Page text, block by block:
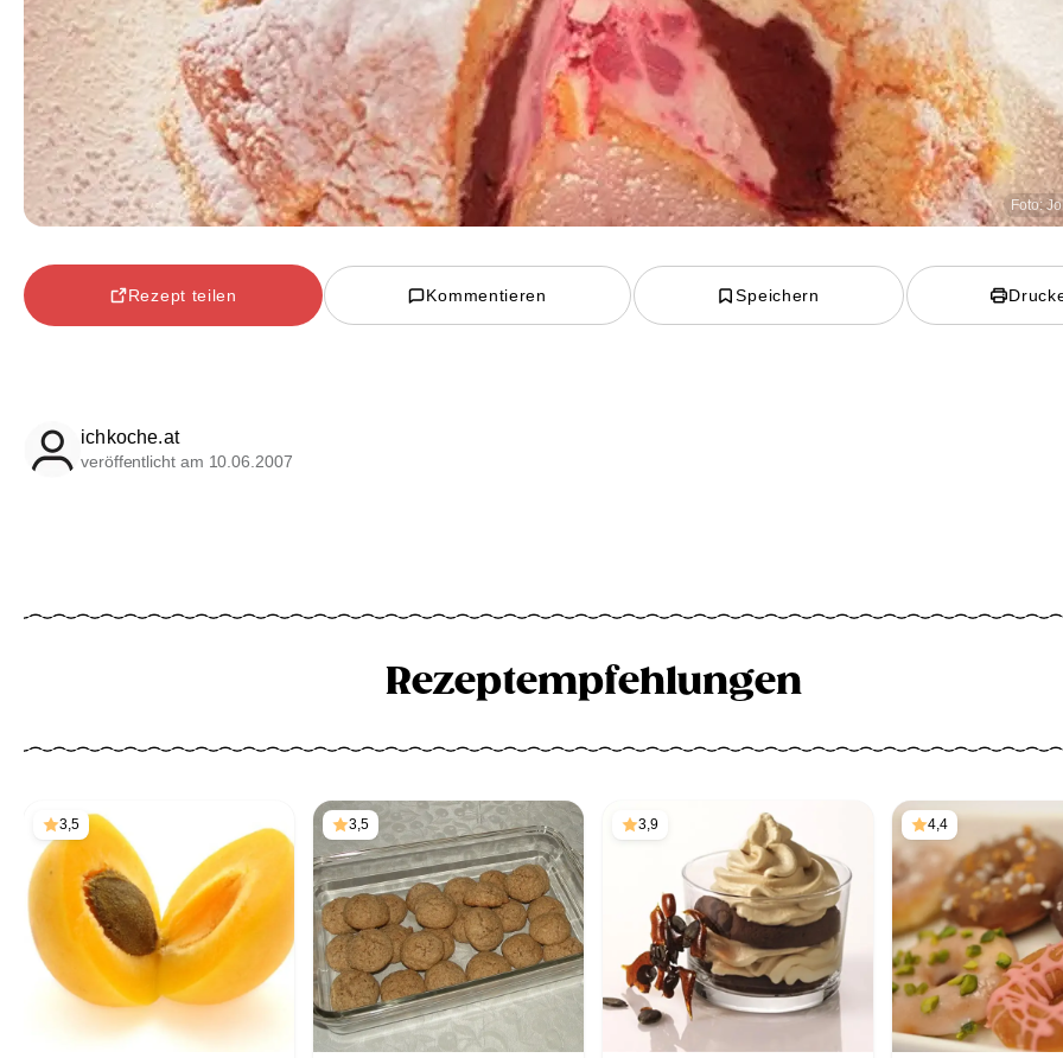
Foto:
Rezept teilen Kommentieren Speichern
ichkoche.at
veröffentlicht am 10.06.2007
Rezeptempfehlungen
3,5 3,5 3,9 4,4